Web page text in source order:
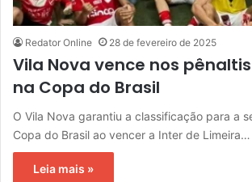
Redator Online 28 de fevereiro de 2025
Vila Nova vence nos
na Copa do Brasil
O Vila Nova garantiu a classificação para a
Copa do Brasil ao vencer a Inter de Limeira…
Leia mais »